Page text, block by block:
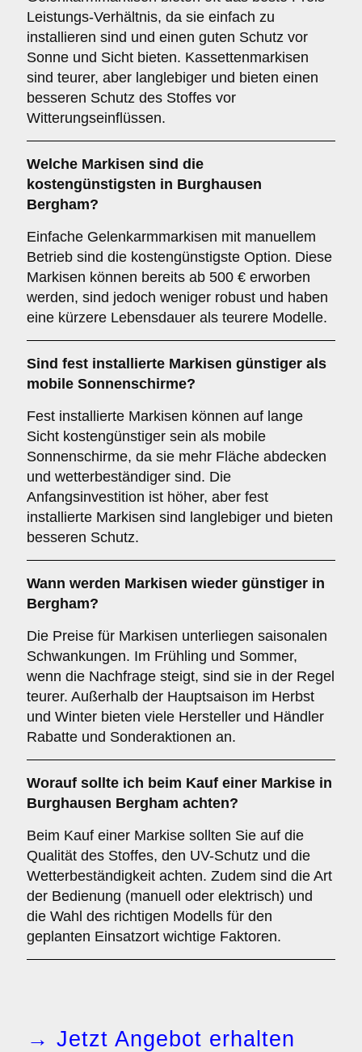
Leistungs-Verhältnis, da sie einfach zu
installieren sind und einen guten Schutz vor
Sonne und Sicht bieten. Kassettenmarkisen
sind teurer, aber langlebiger und bieten einen
besseren Schutz des Stoffes vor
Witterungseinflüssen.
Welche Markisen sind die
kostengünstigsten in Burghausen
Bergham?
Einfache Gelenkarmmarkisen mit manuellem
Betrieb sind die kostengünstigste Option. Diese
Markisen können bereits ab 500 € erworben
werden, sind jedoch weniger robust und haben
eine kürzere Lebensdauer als teurere Modelle.
Sind fest installierte Markisen günstiger als
mobile Sonnenschirme?
Fest installierte Markisen können auf lange
Sicht kostengünstiger sein als mobile
Sonnenschirme, da sie mehr Fläche abdecken
und wetterbeständiger sind. Die
Anfangsinvestition ist höher, aber fest
installierte Markisen sind langlebiger und bieten
besseren Schutz.
Wann werden Markisen wieder günstiger in
Bergham?
Die Preise für Markisen unterliegen saisonalen
Schwankungen. Im Frühling und Sommer,
wenn die Nachfrage steigt, sind sie in der Regel
teurer. Außerhalb der Hauptsaison im Herbst
und Winter bieten viele Hersteller und Händler
Rabatte und Sonderaktionen an.
Worauf sollte ich beim Kauf einer Markise in
Burghausen Bergham achten?
Beim Kauf einer Markise sollten Sie auf die
Qualität des Stoffes, den UV-Schutz und die
Wetterbeständigkeit achten. Zudem sind die Art
der Bedienung (manuell oder elektrisch) und
die Wahl des richtigen Modells für den
geplanten Einsatzort wichtige Faktoren.
→ Jetzt Angebot erhalten